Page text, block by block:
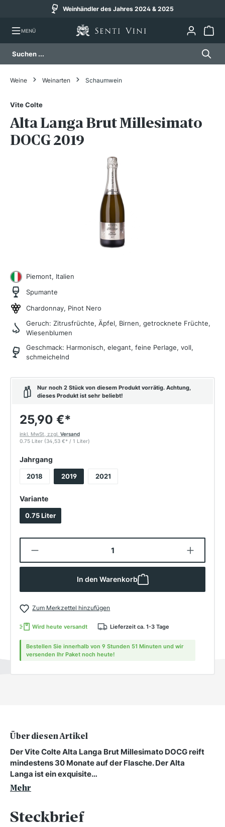
Weinhändler des Jahres 2024 & 2025
MENÜ
Bildergalerie überspringen
Weine Weinarten Schaumwein
Vite Colte
Alta Langa Brut Millesimato
DOCG 2019
Piemont, Italien
Spumante
Chardonnay, Pinot Nero
Geruch: Zitrusfrüchte, Äpfel, Birnen, getrocknete Früchte,
Wiesenblumen
Geschmack: Harmonisch, elegant, feine Perlage, voll,
schmeichelnd
Nur noch 2 Stück von diesem Produkt vorrätig. Achtung,
dieses Produkt ist sehr beliebt!
25,90 €*
inkl. MwSt, zzgl. Versand
0.75 Liter (34,53 €* / 1 Liter)
Jahrgang
2018 2019 2021
Varianteauswählen
0.75 Liter
Produkt Anzahl: Gib den
In den Warenkorb
Zum Merkzettel hinzufügen
Wird heute versandt Lieferzeit ca. 1-3 Tage
Bestellen Sie innerhalb von 9 Stunden 51 Minuten und wir
versenden Ihr Paket noch heute!
Über diesen Artikel
Der Vite Colte Alta Langa Brut Millesimato DOCG reift
mindestens 30 Monate auf der Flasche. Der Alta
Langa ist ein exquisite…
Mehr
Steckbrief